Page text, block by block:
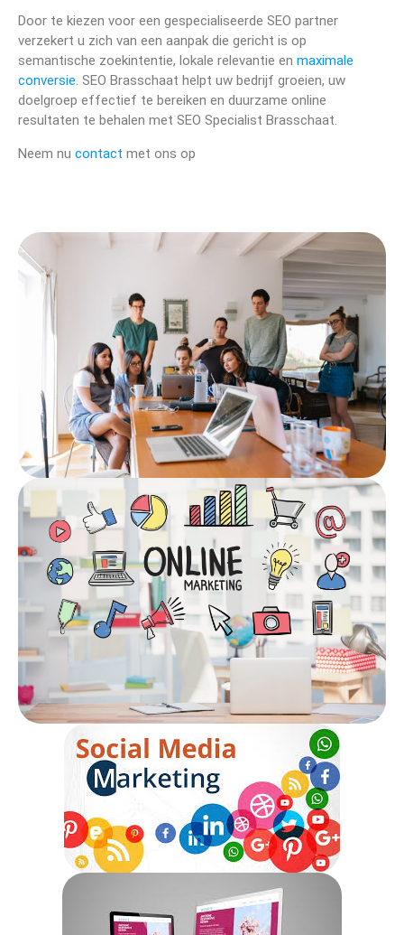
Door te kiezen voor een gespecialiseerde SEO partner
verzekert u zich van een aanpak die gericht is op
semantische zoekintentie, lokale relevantie en maximale
conversie. SEO Brasschaat helpt uw bedrijf groeien, uw
doelgroep effectief te bereiken en duurzame online
resultaten te behalen met SEO Specialist Brasschaat.
Neem nu contact met ons op